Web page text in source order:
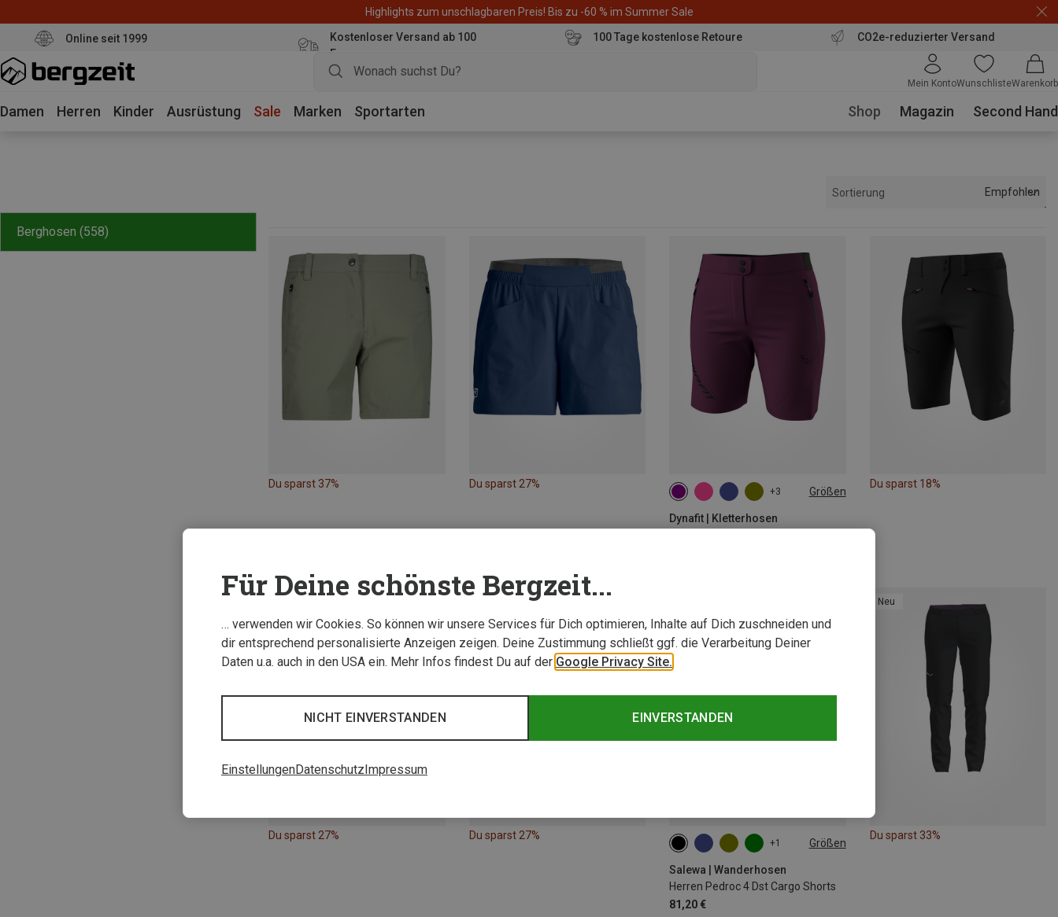
Highlights zum unschlagbaren Preis! Bis zu -60 % im Summer Sale
Online seit 1999
Kostenloser Versand ab 100
Euro
100 Tage kostenlose Retoure CO2e-reduzierter Versand
Mein KontoWunschlisteWarenkorb
Damen Herren Kinder Ausrüstung Sale Marken Sportarten Shop Magazin Second Hand
Berghosen (558)
Sortierung Empfohlen
Du sparst 37% Du sparst 27%
+3 Größen
Dynafit | Kletterhosen
XS S M
Du sparst 18%
Du sparst 27% Du sparst 27%
+1 Größen
Salewa | Wanderhosen
Herren Pedroc 4 Dst Cargo Shorts
81,20 €
M L XL XXL 3XL
Neu
Du sparst 33%
Für Deine schönste Bergzeit...
… verwenden wir Cookies. So können wir unsere Services für Dich optimieren, Inhalte auf Dich zuschneiden und
dir entsprechend personalisierte Anzeigen zeigen. Deine Zustimmung schließt ggf. die Verarbeitung Deiner
Daten u.a. auch in den USA ein. Mehr Infos findest Du auf der Google Privacy Site.
EINVERSTANDEN
NICHT EINVERSTANDEN
EinstellungenDatenschutzImpressum